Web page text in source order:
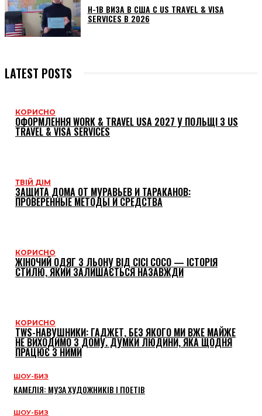
H-1B ВИЗА В США С US TRAVEL & VISA
SERVICES В 2026
LATEST POSTS
КОРИСНО
ОФОРМЛЕННЯ WORK & TRAVEL USA 2027 У ПОЛЬЩІ З US
TRAVEL & VISA SERVICES
ТВІЙ ДІМ
ЗАЩИТА ДОМА ОТ МУРАВЬЕВ И ТАРАКАНОВ:
ПРОВЕРЕННЫЕ МЕТОДЫ И СРЕДСТВА
КОРИСНО
ЖІНОЧИЙ ОДЯГ З ЛЬОНУ ВІД CICI COCO — ІСТОРІЯ
СТИЛЮ, ЯКИЙ ЗАЛИШАЄТЬСЯ НАЗАВЖДИ
КОРИСНО
TWS-НАВУШНИКИ: ГАДЖЕТ, БЕЗ ЯКОГО МИ ВЖЕ МАЙЖЕ
НЕ ВИХОДИМО З ДОМУ. ДУМКИ ЛЮДИНИ, ЯКА ЩОДНЯ
ПРАЦЮЄ З НИМИ
ШОУ-БИЗ
КАМЕЛІЯ: МУЗА ХУДОЖНИКІВ І ПОЕТІВ
ШОУ-БИЗ